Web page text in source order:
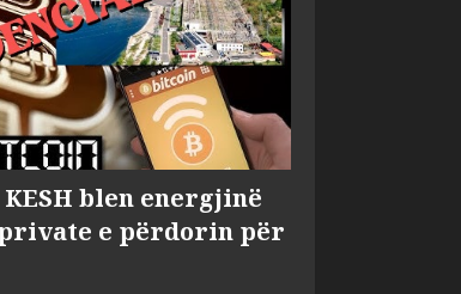
blen energjinë
private e përdorin për